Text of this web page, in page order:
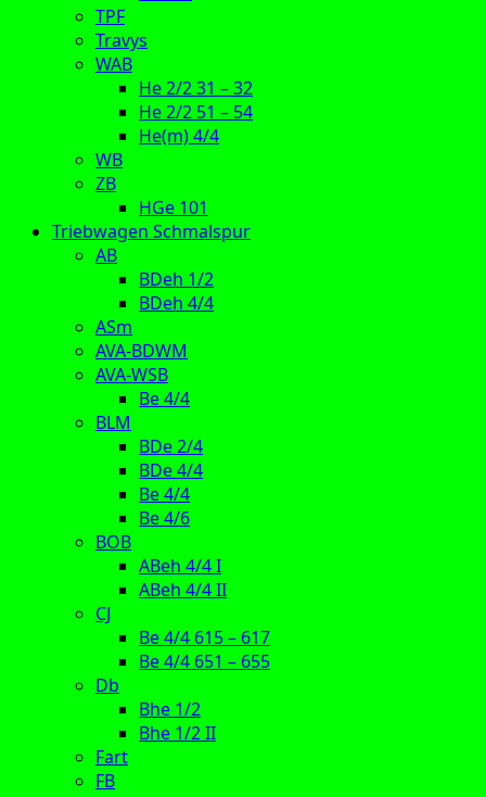
TPF
Travys
WAB
He 2/2 31 – 32
He 2/2 51 – 54
He(m) 4/4
WB
ZB
HGe 101
Triebwagen Schmalspur
AB
BDeh 1/2
BDeh 4/4
ASm
AVA-BDWM
AVA-WSB
Be 4/4
BLM
BDe 2/4
BDe 4/4
Be 4/4
Be 4/6
BOB
ABeh 4/4 I
ABeh 4/4 II
CJ
Be 4/4 615 – 617
Be 4/4 651 – 655
Db
Bhe 1/2
Bhe 1/2 II
Fart
FB